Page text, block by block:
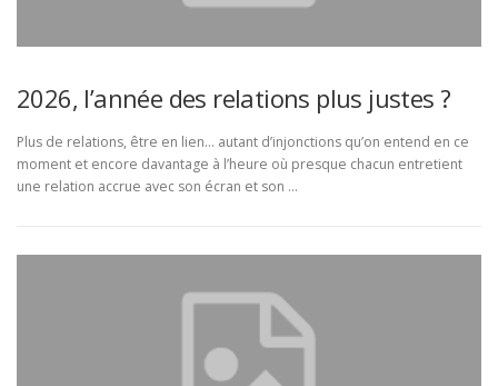
2026, l’année des relations plus justes ?
Plus de relations, être en lien… autant d’injonctions qu’on entend en ce
moment et encore davantage à l’heure où presque chacun entretient
une relation accrue avec son écran et son …